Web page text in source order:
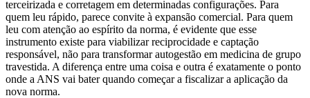
terceirizada e corretagem em determinadas configurações. Para
quem leu rápido, parece convite à expansão comercial. Para quem
leu com atenção ao espírito da norma, é evidente que esse
instrumento existe para viabilizar reciprocidade e captação
responsável, não para transformar autogestão em medicina de grupo
travestida. A diferença entre uma coisa e outra é exatamente o ponto
onde a ANS vai bater quando começar a fiscalizar a aplicação da
nova norma.